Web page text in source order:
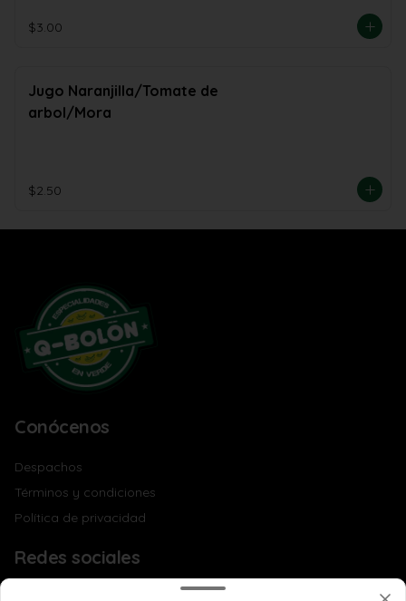
$3.00
Jugo Naranjilla/Tomate de
arbol/Mora
$2.50
Conócenos
Despachos
Términos y condiciones
Política de privacidad
Redes sociales